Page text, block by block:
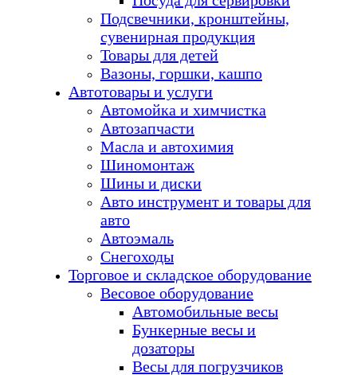
Подсвечники, кронштейны,
сувенирная продукция
Товары для детей
Вазоны, горшки, кашпо
Автотовары и услуги
Автомойка и химчистка
Автозапчасти
Масла и автохимия
Шиномонтаж
Шины и диски
Авто инструмент и товары для
авто
Автоэмаль
Снегоходы
Торговое и складское оборудование
Весовое оборудование
Автомобильные весы
Бункерные весы и
дозаторы
Весы для погрузчиков